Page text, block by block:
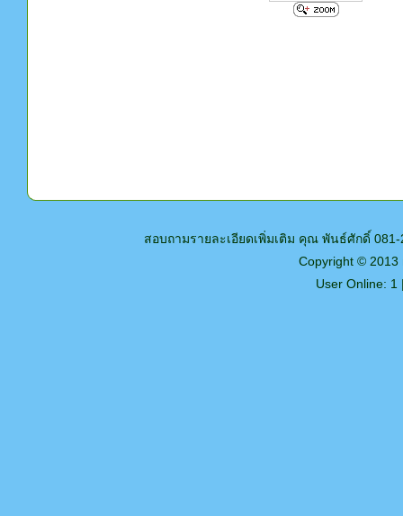
สอบถามรายละเอียดเพิ่มเติม คุณ พันธ์ศักดิ์
Copyright © 2013
User Online: 1